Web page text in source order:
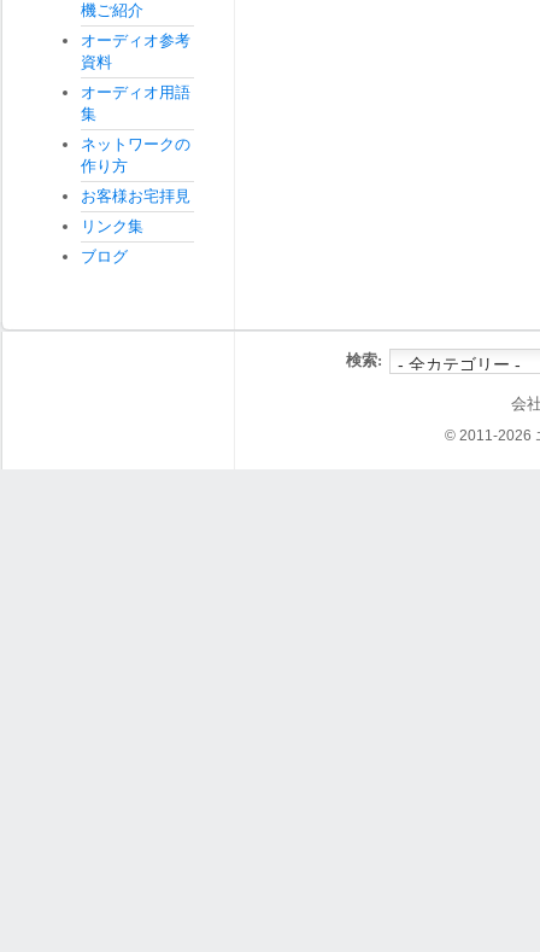
機ご紹介
オーディオ参考
資料
オーディオ用語
集
ネットワークの
作り方
お客様お宅拝見
リンク集
ブログ
検索:
会
© 2011-2026